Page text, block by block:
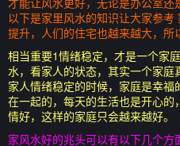
以下是家里风水的知识让大家参
提升，人们的住宅也越来越大，所
相当重要1情绪稳定，才是一个家
水，看家人的状态，其实一个家
家人情绪稳定的时候，家庭是幸
在一起的，每天的生活也是开心
情好，这样的家庭只会越来越好。
家风水好的兆头可以有以下几个